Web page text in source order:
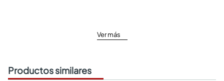
Ver más
Productos similares